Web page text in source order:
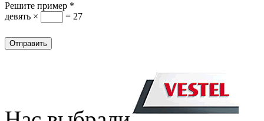
Решите пример *
девять ×
= 27